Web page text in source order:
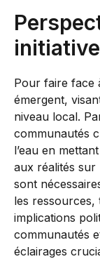
Pour faire face
émergent,
niveau local.
communautés
l’eau en
aux réalités
sont
les ressources,
implications
communautés
éclairages